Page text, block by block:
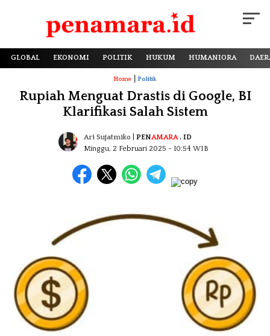
GLOBAL EKONOMI POLITIK HUKUM HUMANIORA
Home Politik
Rupiah Menguat Drastis di Google, BI
Klarifikasi Salah Sistem
Ari Sujatmiko PENAMARA. ID
Minggu, 2 Februari 2025 - 10:54 WIB